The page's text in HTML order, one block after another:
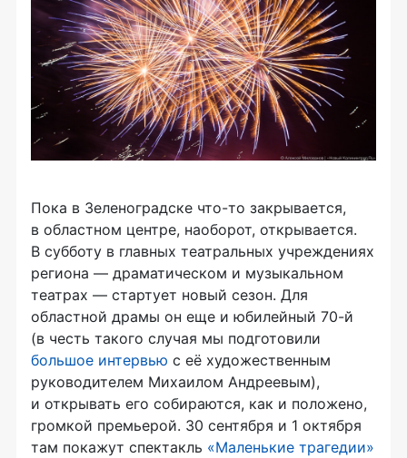
Пока в Зеленоградске что-то закрывается,
в областном центре, наоборот, открывается.
В субботу в главных театральных учреждениях
региона — драматическом и музыкальном
театрах — стартует новый сезон. Для
областной драмы он еще и юбилейный 70-й
(в честь такого случая мы подготовили
большое интервью с её художественным
руководителем Михаилом Андреевым),
и открывать его собираются, как и положено,
громкой премьерой. 30 сентября и 1 октября
там покажут спектакль «Маленькие трагедии»